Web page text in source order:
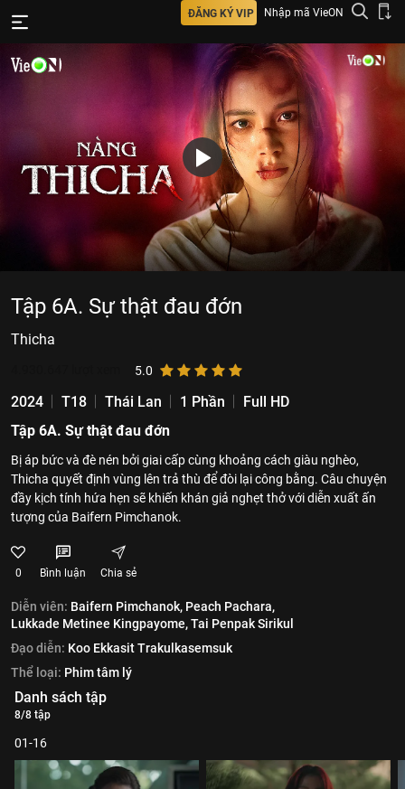
ĐĂNG KÝ VIP Nhập mã VieON
Tập 6A. Sự thật đau đớn
Thicha
5.0
2024 T18 Thái Lan 1 Phần
Full HD
Tập 6A. Sự thật đau đớn
Bị áp bức và đè nén bởi giai cấp cùng khoảng cách giàu nghèo,
Thicha quyết định vùng lên trả thù để đòi lại công bằng. Câu chuyện
đầy kịch tính hứa hẹn sẽ khiến khán giả nghẹt thở với diễn xuất ấn
tượng của Baifern Pimchanok.
0 Bình luận Chia sẻ
Diễn viên: Baifern Pimchanok, Peach Pachara,
Lukkade Metinee Kingpayome,Tai Penpak Sirikul
Đạo diễn: Koo Ekkasit Trakulkasemsuk
Thể loại: Phim tâm lý
Danh sách tập
8/8 tập
01-16